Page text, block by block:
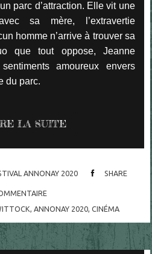
parc d’attraction. Elle vit une
sa mère, l’extravertie
homme n’arrive à trouver sa
que tout oppose, Jeanne
amoureux envers
du parc.
LA SUITE
ANNONAY 2020 SHARE
,ANNONAY 2020,CINÉMA